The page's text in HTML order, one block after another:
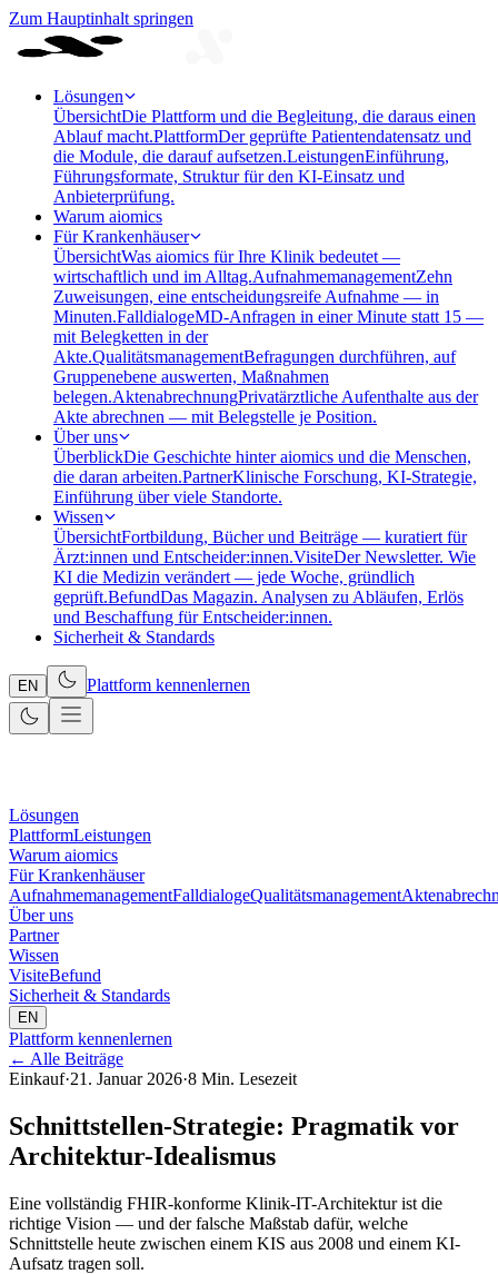
Zum Hauptinhalt springen
Lösungen
ÜbersichtDie Plattform und die Begleitung, die daraus einen
Ablauf macht.PlattformDer geprüfte Patientendatensatz und
die Module, die darauf aufsetzen.LeistungenEinführung,
Führungsformate, Struktur für den KI-Einsatz und
Anbieterprüfung.
Warum aiomics
Für Krankenhäuser
ÜbersichtWas aiomics für Ihre Klinik bedeutet —
wirtschaftlich und im Alltag.AufnahmemanagementZehn
Zuweisungen, eine entscheidungsreife Aufnahme — in
Minuten.FalldialogeMD-Anfragen in einer Minute statt 15 —
mit Belegketten in der
Akte.QualitätsmanagementBefragungen durchführen, auf
Gruppenebene auswerten, Maßnahmen
belegen.AktenabrechnungPrivatärztliche Aufenthalte aus der
Akte abrechnen — mit Belegstelle je Position.
Über uns
ÜberblickDie Geschichte hinter aiomics und die Menschen,
die daran arbeiten.PartnerKlinische Forschung, KI-Strategie,
Einführung über viele Standorte.
Wissen
ÜbersichtFortbildung, Bücher und Beiträge — kuratiert für
Ärzt:innen und Entscheider:innen.VisiteDer Newsletter. Wie
KI die Medizin verändert — jede Woche, gründlich
geprüft.BefundDas Magazin. Analysen zu Abläufen, Erlös
und Beschaffung für Entscheider:innen.
Sicherheit & Standards
EN Plattform kennenlernen
Lösungen
PlattformLeistungen
Warum aiomics
Für Krankenhäuser
AufnahmemanagementFalldialogeQualitätsmanagement
Über uns
Partner
Wissen
VisiteBefund
Sicherheit & Standards
EN
Plattform kennenlernen
← Alle Beiträge
Einkauf·21. Januar 2026·8 Min. Lesezeit
Schnittstellen-Strategie: Pragmatik vor
Architektur-Idealismus
Eine vollständig FHIR-konforme Klinik-IT-Architektur ist die
richtige Vision — und der falsche Maßstab dafür, welche
Schnittstelle heute zwischen einem KIS aus 2008 und einem KI-
Aufsatz tragen soll.